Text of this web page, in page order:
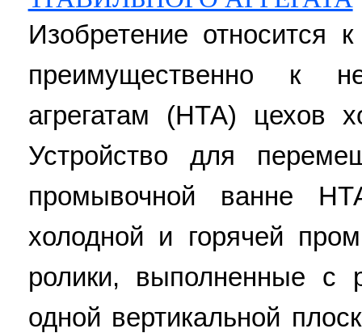
Изобретение относится
преимущественно к
агрегатам (НТА) цехов
Устройство для
промывочной ванне
холодной и горячей
ролики, выполненные с
одной вертикальной